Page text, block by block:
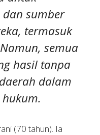
sumber
termasuk
semua
hasil tanpa
dalam
(70 tahun). Ia